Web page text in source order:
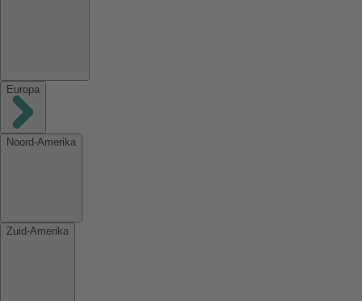
Europa
Noord-Amerika
Zuid-Amerika